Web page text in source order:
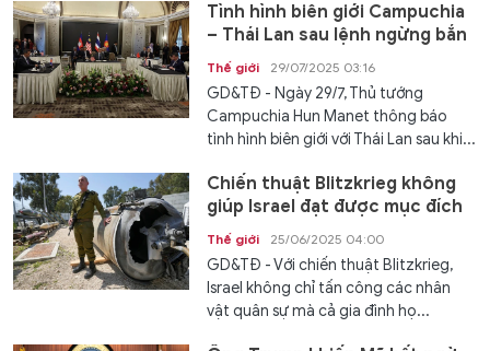
Tình hình biên giới Campuchia
– Thái Lan sau lệnh ngừng bắn
Thế giới 29/07/2025 03:16
GD&TĐ - Ngày 29/7, Thủ tướng
Campuchia Hun Manet thông báo
tình hình biên giới với Thái Lan sau khi...
Chiến thuật Blitzkrieg không
giúp Israel đạt được mục đích
Thế giới 25/06/2025 04:00
GD&TĐ - Với chiến thuật Blitzkrieg,
Israel không chỉ tấn công các nhân
vật quân sự mà cả gia đình họ...